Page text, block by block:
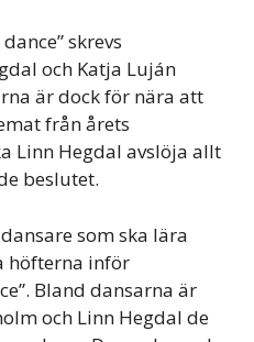
skrevs
och Katja Luján
är dock för nära att
från årets
Linn Hegdal avslöja allt
beslutet.
som ska lära
höfterna inför
Bland dansarna är
och Linn Hegdal de